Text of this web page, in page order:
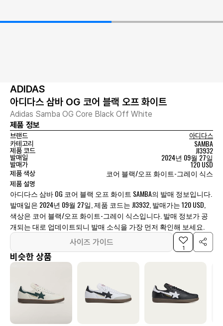
ADIDAS
아디다스 삼바 OG 코어 블랙 오프 화이트
Adidas Samba OG Core Black Off White
제품 정보
브랜드
아디다스
카테고리
SAMBA
제품 코드 JI3932
발매일 2024년 09월 27일
발매가 120 USD
제품 색상 코어 블랙/오프 화이트-그레이 식스
제품 설명
아디다스 삼바 OG 코어 블랙 오프 화이트 SAMBA의 발매 정보입니다.
발매일은 2024년 09월 27일, 제품 코드는 JI3932, 발매가는 120 USD,
색상은 코어 블랙/오프 화이트-그레이 식스입니다. 발매 정보가 공
개되는 대로 업데이트되니 발매 소식을 가장 먼저 확인해 보세요.
사이즈 가이드
1
비슷한 상품